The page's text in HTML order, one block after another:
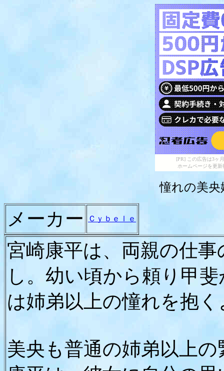
[PR] この広告は3ヶ
ホームページを更
憧れの美
メーカー Ｃｙｂｅｌｅ
宮崎康平は、両親の仕
し。幼い頃から頼り甲
は姉弟以上の憧れを抱
美央も普通の姉弟以上